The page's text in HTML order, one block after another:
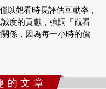
以觀看時長評估互動率，
度的貢獻，強調「觀看
係，因為每一小時的價
的 文 章